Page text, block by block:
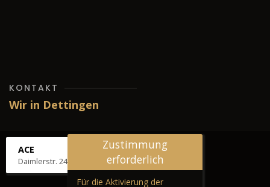
KONTAKT
Wir in Dettingen
ACE
Daimlerstr. 24, 72581 Dettingen
Zustimmung
erforderlich
Für die Aktivierung der